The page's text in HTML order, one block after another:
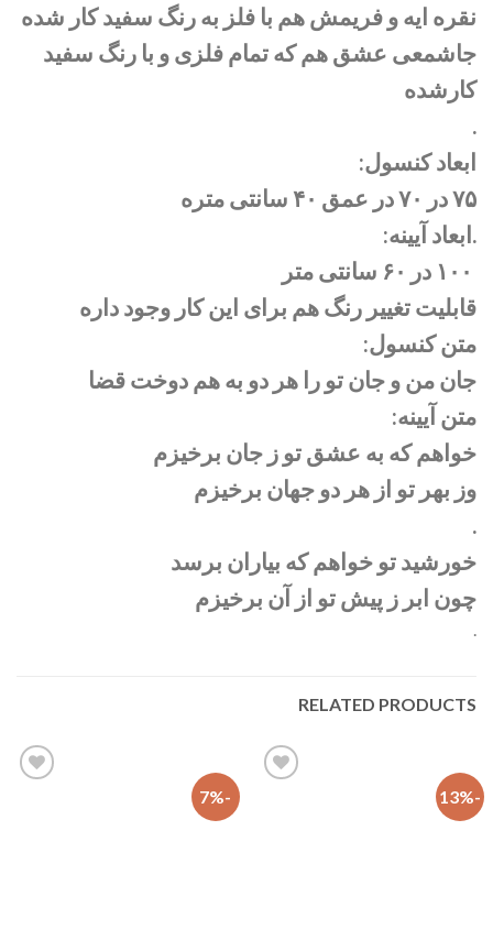
نقره ایه و فریمش هم با فلز به رنگ سفید کار شده
جاشمعی عشق هم که تمام فلزی و با رنگ سفید
کارشده
.
ابعاد کنسول:
۷۵ در ۷۰ در عمق ۴۰ سانتی متره
.ابعاد آیینه:
قابلیت تغییر رنگ هم برای این کار وجود داره
متن کنسول:
جان من و جان تو را هر دو به هم دوخت قضا
متن آیینه:
خواهم که به عشق تو ز جان برخیزم
وز بهر تو از هر دو جهان برخیزم
.
خورشید تو خواهم که بیاران برسد
چون ابر ز پیش تو از آن برخیزم
.
RELATED PRODUCTS
-13%
-7%